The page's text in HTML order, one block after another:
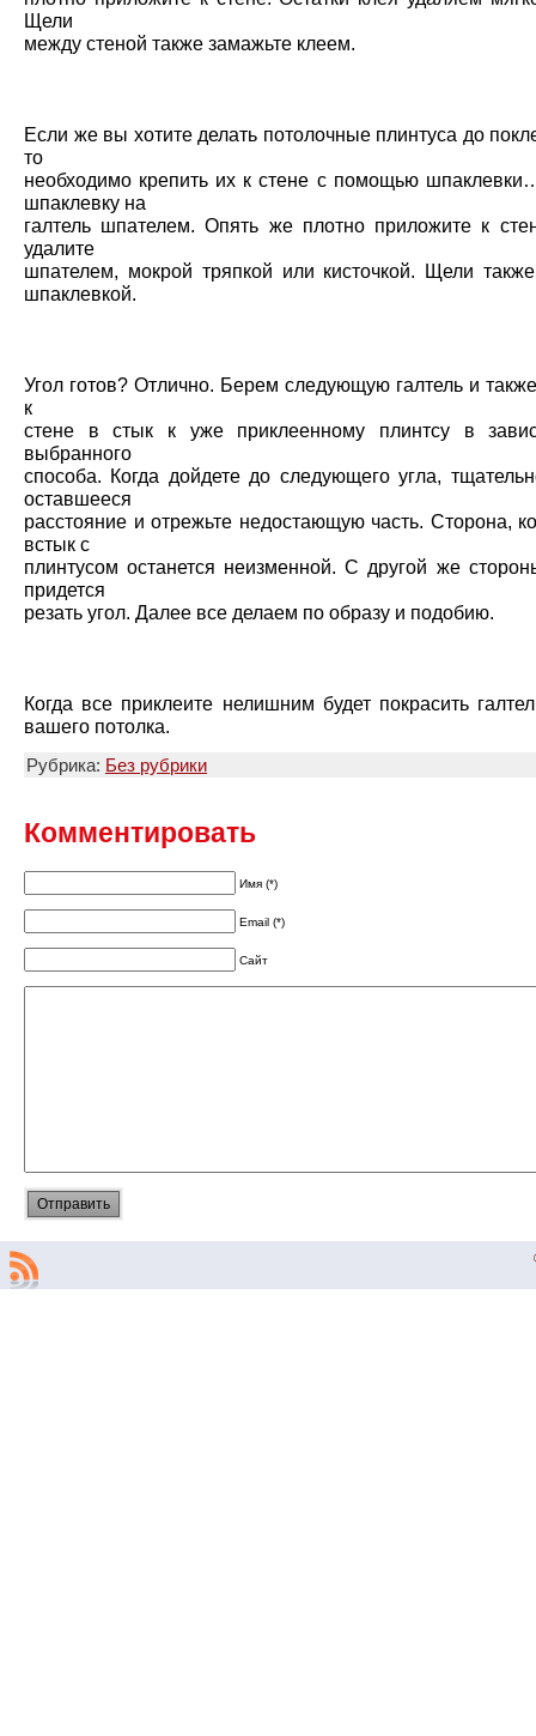
Щели
между стеной также замажьте клеем.
Если же вы хотите делать потолочные плинтуса до
то
необходимо крепить их к стене с помощью
шпаклевку на
галтель шпателем. Опять же плотно приложите к
удалите
шпателем, мокрой тряпкой или кисточкой. Щели
шпаклевкой.
Угол готов? Отлично. Берем следующую галтель и
к
стене в стык к уже приклеенному плинтсу в
выбранного
способа. Когда дойдете до следующего угла,
оставшееся
расстояние и отрежьте недостающую часть. Сторона,
встык с
плинтусом останется неизменной. С другой же
придется
резать угол. Далее все делаем по образу и подобию.
Когда все приклеите нелишним будет покрасить
вашего потолка.
Рубрика: Без рубрики
Комментировать
Имя (*)
Email (*)
Сайт